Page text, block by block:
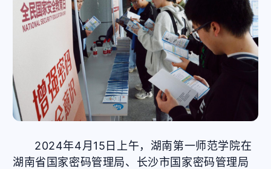
2024年4月15日上午，湖南第一师范学院在
湖南省国家密码管理局、长沙市国家密码管理局